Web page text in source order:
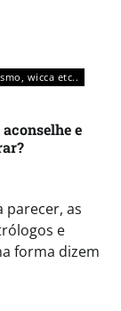
wicca etc..
e
parecer, as
e
forma dizem